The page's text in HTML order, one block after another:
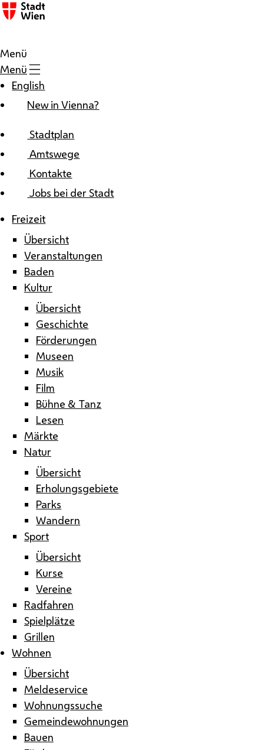
Zum Inhalt
Menü
Menü
English
New in Vienna?
Stadtplan
Amtswege
Kontakte
Jobs bei der Stadt
Freizeit
Übersicht
Veranstaltungen
Baden
Kultur
Übersicht
Geschichte
Förderungen
Museen
Musik
Film
Bühne & Tanz
Lesen
Märkte
Natur
Übersicht
Erholungsgebiete
Parks
Wandern
Sport
Übersicht
Kurse
Vereine
Radfahren
Spielplätze
Grillen
Wohnen
Übersicht
Meldeservice
Wohnungssuche
Gemeindewohnungen
Bauen